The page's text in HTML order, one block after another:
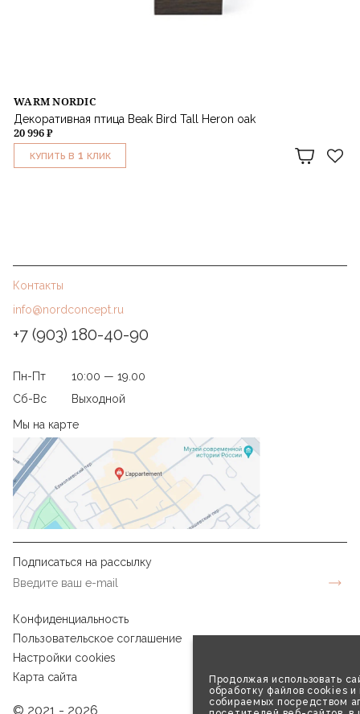
Продолжая использовать
обработку файлов cookies и
собираемых посредством
WARM NORDIC
Декоративная птица Beak Bird Tall Heron oak
20 996 ₽
КУПИТЬ В 1 КЛИК
Контакты
info@nordconcept.ru
+7 (903) 180-40-90
Пн-Пт
10:00 — 19.00
Сб-Вс
Выходной
Мы на карте
Подписаться на рассылку
Конфиденциальность
Пользовательское соглашение
Настройки cookies
Карта сайта
© 2021 - 2026